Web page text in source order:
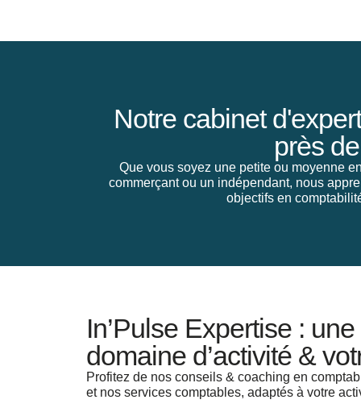
Notre cabinet
près
Que vous soyez une petite ou moyenne
commerçant ou un indépendant, nous
objectifs en
In’Pulse Expertise : une
domaine d’activité &
Profitez de nos conseils & coaching en
et nos services comptables, adaptés à votre